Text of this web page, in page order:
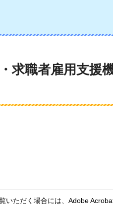
求職者雇用支援
いただく場合には、Adobe